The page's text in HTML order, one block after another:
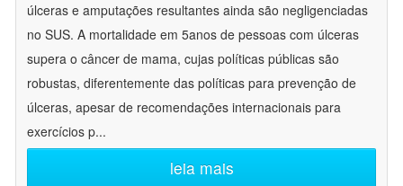
úlceras e amputações resultantes ainda são negligenciadas
no SUS. A mortalidade em 5anos de pessoas com úlceras
supera o câncer de mama, cujas políticas públicas são
robustas, diferentemente das políticas para prevenção de
úlceras, apesar de recomendações internacionais para
exercícios p...
leia mais